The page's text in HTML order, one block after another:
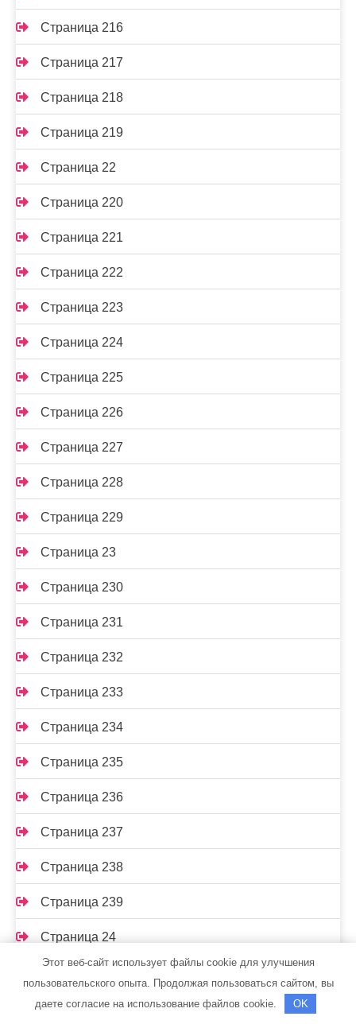
Страница 216
Страница 217
Страница 218
Страница 219
Страница 22
Страница 220
Страница 221
Страница 222
Страница 223
Страница 224
Страница 225
Страница 226
Страница 227
Страница 228
Страница 229
Страница 23
Страница 230
Страница 231
Страница 232
Страница 233
Страница 234
Страница 235
Страница 236
Страница 237
Страница 238
Страница 239
Страница 24
Страница 241
Этот веб-сайт использует файлы cookie для улучшения
пользовательского опыта. Продолжая пользоваться сайтом, вы
даете согласие на использование файлов cookie.
OK